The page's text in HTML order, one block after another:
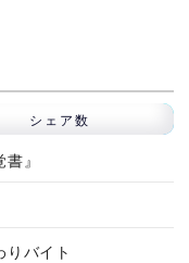
シェア数
』
りバイト